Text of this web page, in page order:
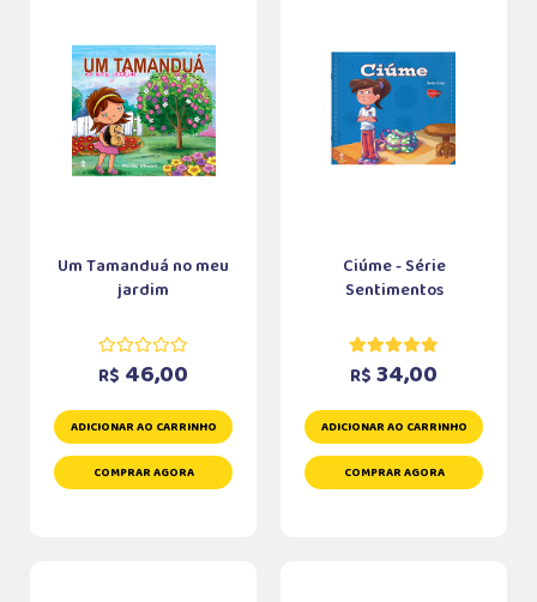
Um Tamanduá no meu
jardim
R$ 46,00
ADICIONAR AO CARRINHO
COMPRAR AGORA
Ciúme - Série
Sentimentos
R$ 34,00
ADICIONAR AO CARRINHO
COMPRAR AGORA